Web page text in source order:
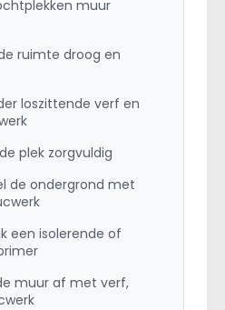
muur
ruimte droog en
loszittende verf en
plek zorgvuldig
de ondergrond met
een isolerende of
muur af met verf,